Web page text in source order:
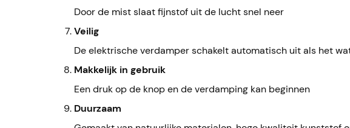
Door de mist slaat fijnstof uit de lucht snel neer
Veilig
De elektrische verdamper schakelt automatisch uit als het
Makkelijk in gebruik
Een druk op de knop en de verdamping kan beginnen
Duurzaam